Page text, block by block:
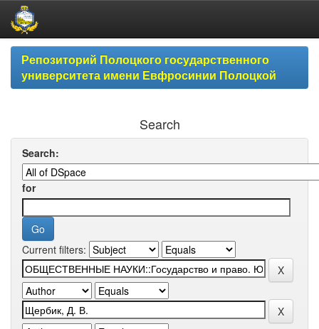
Skip
navigationРепозиторий Полоцкого государственного
университета имени Евфросинии Полоцкой
Search
Search:
for
Current filters: